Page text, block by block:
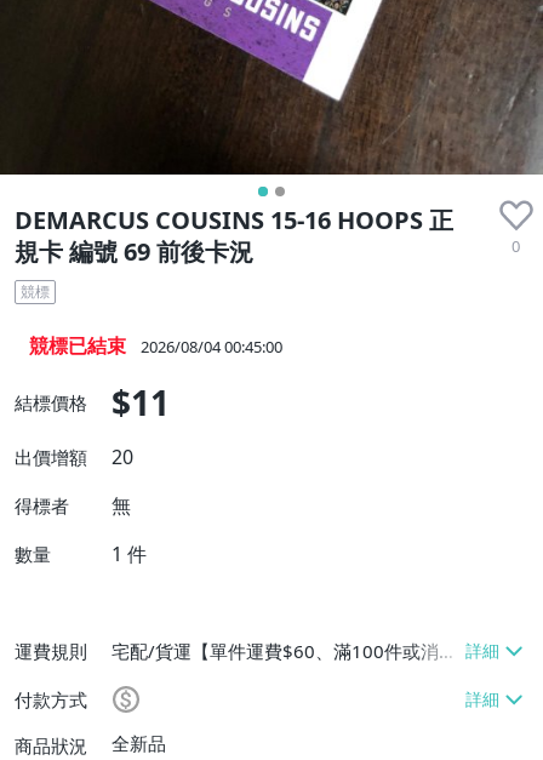
DEMARCUS COUSINS 15-16 HOOPS 正
規卡 編號 69 前後卡況
0
競標
競標已結束 2026/08/04 00:45:00
結標價格 $11
出價增額 20
得標者 無
數量 1 件
運費規則
宅配/貨運【單件運費$60、滿100件或消費
滿$9999免運費】
付款方式
商品狀況
全新品